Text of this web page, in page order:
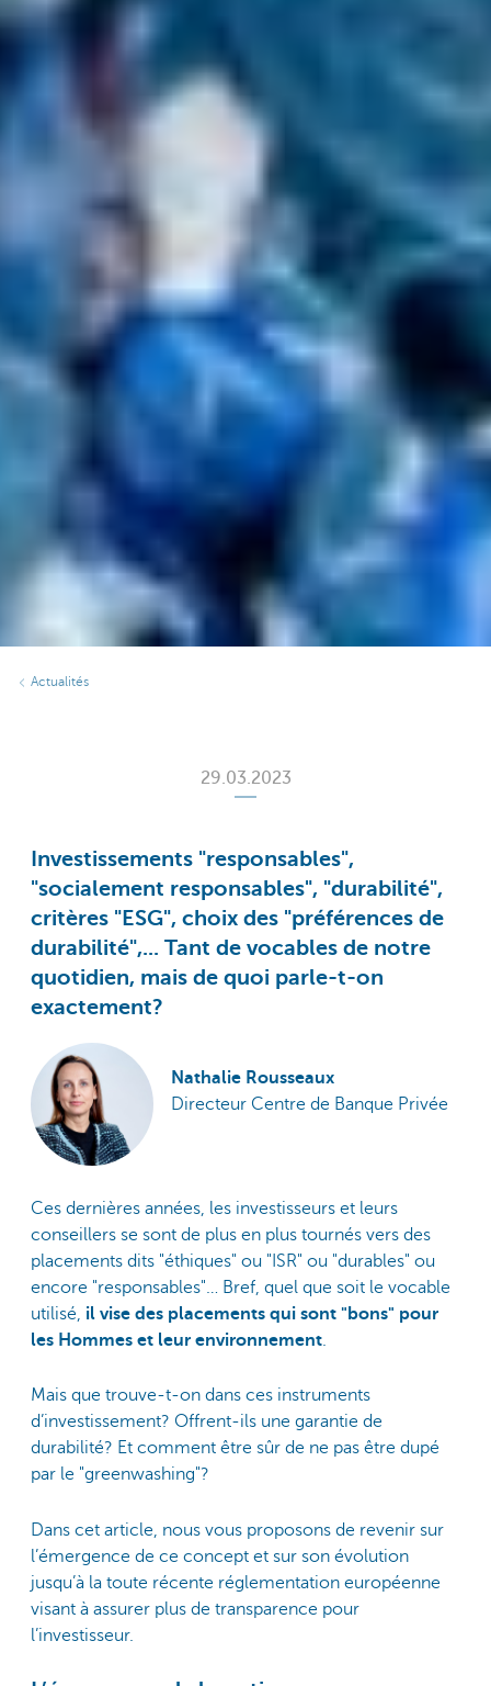
Actualités
29.03.2023
Investissements "responsables",
"socialement responsables", "durabilité",
critères "ESG", choix des "préférences de
durabilité",... Tant de vocables de notre
quotidien, mais de quoi parle-t-on
exactement?
Nathalie Rousseaux
Directeur Centre de Banque Privée
Ces dernières années, les investisseurs et leurs
conseillers se sont de plus en plus tournés vers des
placements dits "éthiques" ou "ISR" ou "durables" ou
encore "responsables"… Bref, quel que soit le vocable
utilisé, il vise des placements qui sont "bons" pour
les Hommes et leur environnement.
Mais que trouve-t-on dans ces instruments
d’investissement? Offrent-ils une garantie de
durabilité? Et comment être sûr de ne pas être dupé
par le "greenwashing"?
Dans cet article, nous vous proposons de revenir sur
l’émergence de ce concept et sur son évolution
jusqu’à la toute récente réglementation européenne
visant à assurer plus de transparence pour
l’investisseur.